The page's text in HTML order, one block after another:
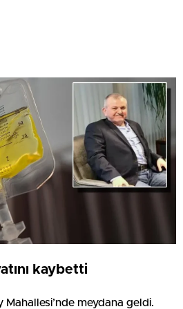
kaybetti
meydana geldi.